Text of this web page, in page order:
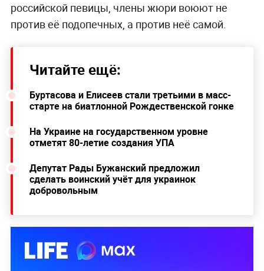
российской певицы, члены жюри воюют не
против её подопечных, а против неё самой.
Читайте ещё:
Буртасова и Елисеев стали третьими в масс-
старте на биатлонной Рождественской гонке
На Украине на государственном уровне
отметят 80-летие создания УПА
Депутат Рады Бужанский предложил
сделать воинский учёт для украинок
добровольным